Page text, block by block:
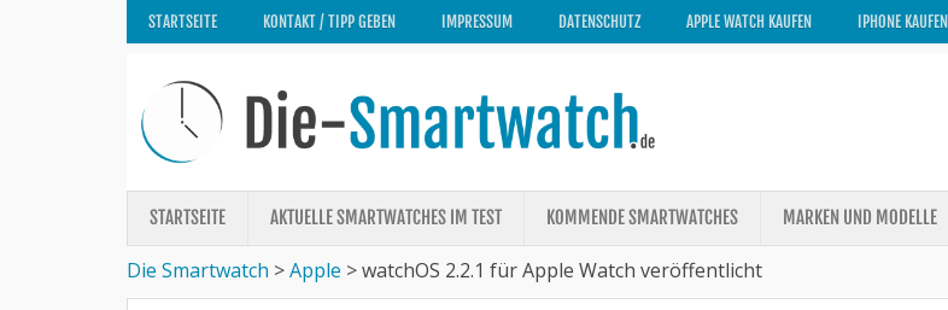
STARTSEITE KONTAKT / TIPP GEBEN IMPRESSUM DATENSCHUTZ APPLE WATCH KAUFEN IPHONE KAUFEN
STARTSEITE AKTUELLE SMARTWATCHES IM TEST KOMMENDE SMARTWATCHES MARKEN UND MODELLE
Die Smartwatch >Apple >watchOS 2.2.1 für Apple Watch veröffentlicht